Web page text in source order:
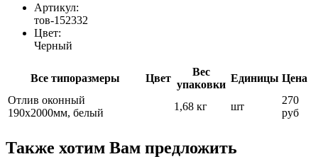
Артикул:
тов-152332
Цвет:
Черный
Все типоразмеры Цвет
Вес
упаковки
Единицы Цена
Отлив оконный
190х2000мм, белый
1,68 кг шт
270
руб
Также хотим Вам предложить